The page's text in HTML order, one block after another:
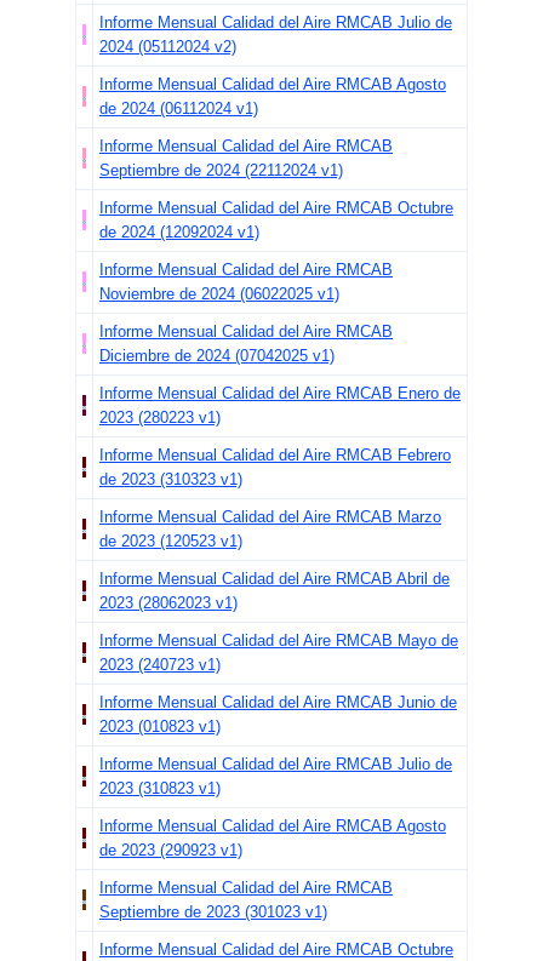
y Ozono) la estación Usaquén, no se
encuentran actualizados, debido a que se
presentó una falla en el aire acondicionado en
la estación.
de la estación Bolivia se encuentra en
presentada, por lo tanto, una vez solucionada
la falla se continuaran registrando datos en la
Informe Mensual Calidad del Aire RMCAB Julio de
2024 (05112024 v2)
Informe Mensual Calidad del Aire RMCAB Agosto
de 2024 (06112024 v1)
Informe Mensual Calidad del Aire RMCAB
Septiembre de 2024 (22112024 v1)
Informe Mensual Calidad del Aire RMCAB Octubre
de 2024 (12092024 v1)
Informe Mensual Calidad del Aire RMCAB
Noviembre de 2024 (06022025 v1)
Informe Mensual Calidad del Aire RMCAB
Diciembre de 2024 (07042025 v1)
Informe Mensual Calidad del Aire RMCAB Enero de
2023 (280223 v1)
Informe Mensual Calidad del Aire RMCAB Febrero
de 2023 (310323 v1)
Informe Mensual Calidad del Aire RMCAB Marzo
de 2023 (120523 v1)
Informe Mensual Calidad del Aire RMCAB Abril de
2023 (28062023 v1)
Informe Mensual Calidad del Aire RMCAB Mayo de
2023 (240723 v1)
Informe Mensual Calidad del Aire RMCAB Junio de
2023 (010823 v1)
Informe Mensual Calidad del Aire RMCAB Julio de
2023 (310823 v1)
Informe Mensual Calidad del Aire RMCAB Agosto
de 2023 (290923 v1)
Informe Mensual Calidad del Aire RMCAB
Septiembre de 2023 (301023 v1)
Informe Mensual Calidad del Aire RMCAB Octubre